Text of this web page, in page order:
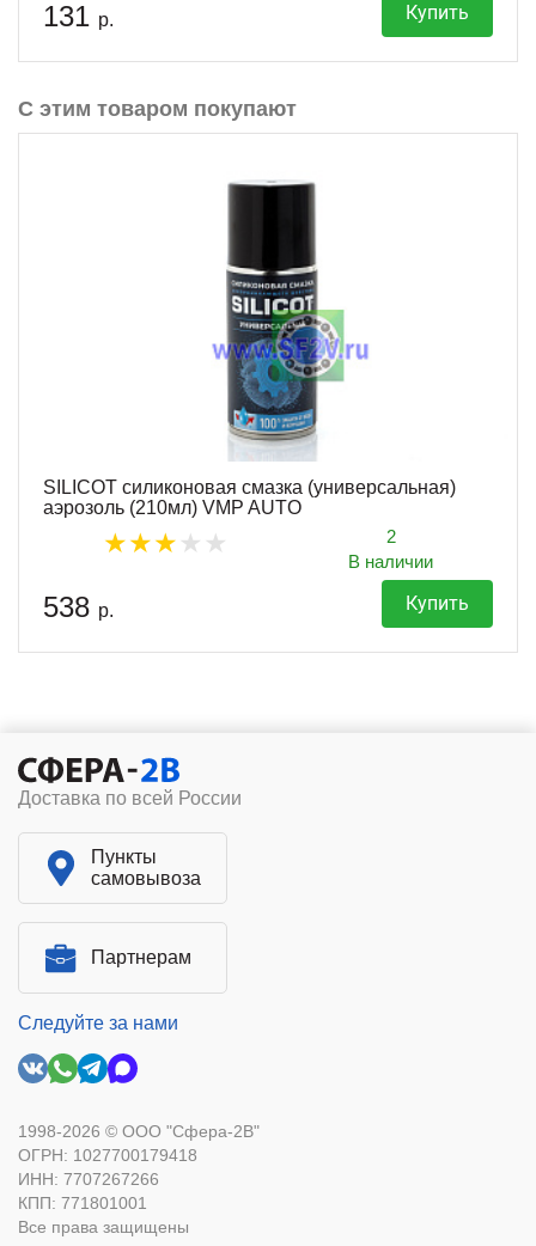
131 р. Купить
С этим товаром покупают
SILICOT силиконовая смазка (универсальная)
аэрозоль (210мл) VMP AUTO
2
В наличии
538 р. Купить
Доставка по всей России
Пункты
самовывоза
Партнерам
Следуйте за нами
1998-2026 © ООО "Сфера-2В"
ОГРН: 1027700179418
ИНН: 7707267266
КПП: 771801001
Все права защищены